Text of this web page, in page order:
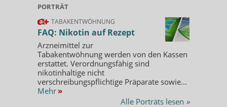
PORTRÄT
TABAKENTWÖHNUNG
FAQ: Nikotin auf Rezept
Arzneimittel zur
Tabakentwöhnung werden von den Kassen
erstattet. Verordnungsfähig sind
nikotinhaltige nicht
verschreibungspflichtige Präparate sowie...
Mehr »
Alle Porträts lesen »